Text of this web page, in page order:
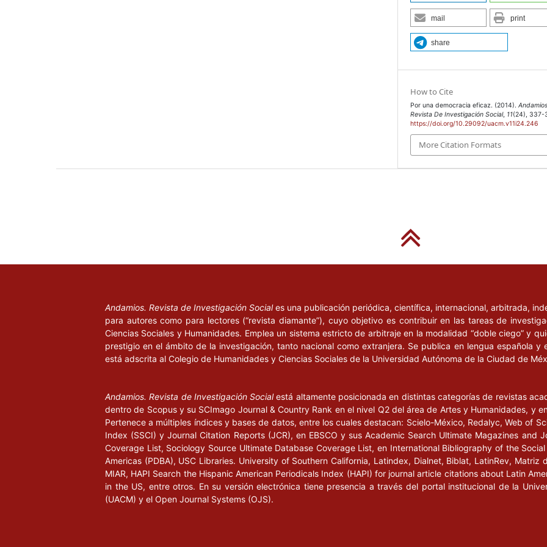
mail print
share
How to Cite
Por una democracia eficaz. (2014).
Revista De Investigación Social, 11(24), 337-
https://doi.org/10.29092/uacm.v11i24.246
More Citation Formats
Andamios. Revista de Investigación Sociales una publicación periódica, científica, internacional, arbitrada,
para autores como para lectores (“revista diamante”), cuyo objetivo es contribuir en las tareas de
Ciencias Sociales y Humanidades. Emplea un sistema estricto de arbitraje en la modalidad “doble ciego” y
prestigio en el ámbito de la investigación, tanto nacional como extranjera. Se publica en lengua española
está adscrita al Colegio de Humanidades y Ciencias Sociales de la Universidad Autónoma de la Ciudad de
Andamios. Revista de Investigación Socialestá altamente posicionada en distintas categorías de revistas
dentro de Scopus y su SCImago Journal & Country Rank en el nivel Q2 del área de Artes y Humanidades, y
Pertenece a múltiples índices y bases de datos, entre los cuales destacan: Scielo-México, Redalyc, Web of
Index (SSCI) y Journal Citation Reports (JCR), en EBSCO y sus Academic Search Ultimate Magazines and
Coverage List, Sociology Source Ultimate Database Coverage List, en International Bibliography of the
Americas (PDBA), USC Libraries. University of Southern California, Latindex, Dialnet, Biblat, LatinRev, Matriz
MIAR, HAPI Search the Hispanic American Periodicals Index (HAPI) for journal article citations about Latin
in the US, entre otros. En su versión electrónica tiene presencia a través del portal institucional de la
(UACM) y el Open Journal Systems (OJS).